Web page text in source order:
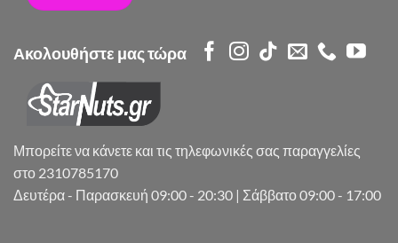
Ακολουθήστε μας τώρα
Μπορείτε να κάνετε και τις τηλεφωνικές σας παραγγελίες
στο 2310785170
Δευτέρα - Παρασκευή 09:00 - 20:30 | Σάββατο 09:00 - 17:00